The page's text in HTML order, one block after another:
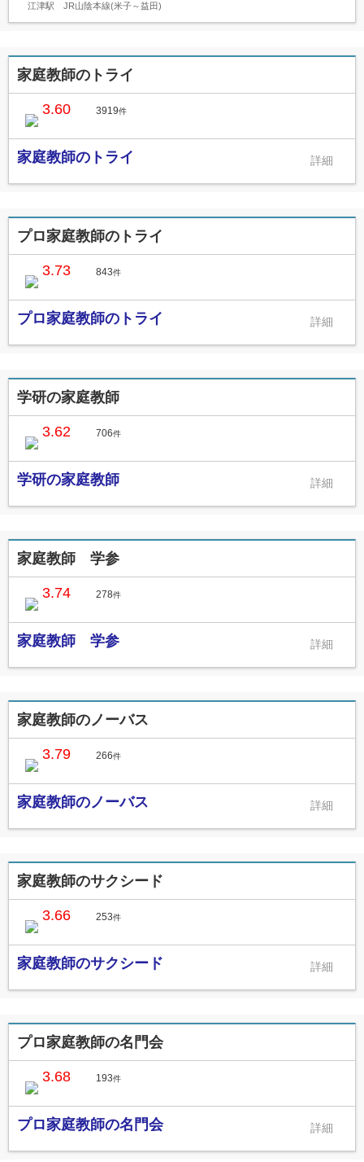
江津駅 JR山陰本線(米子～益田)
家庭教師のトライ
3.60 3919件
家庭教師のトライ
プロ家庭教師のトライ
3.73 843件
プロ家庭教師のトライ
学研の家庭教師
3.62 706件
学研の家庭教師
家庭教師 学参
3.74 278件
家庭教師 学参
家庭教師のノーバス
3.79 266件
家庭教師のノーバス
家庭教師のサクシード
3.66 253件
家庭教師のサクシード
プロ家庭教師の名門会
3.68 193件
プロ家庭教師の名門会